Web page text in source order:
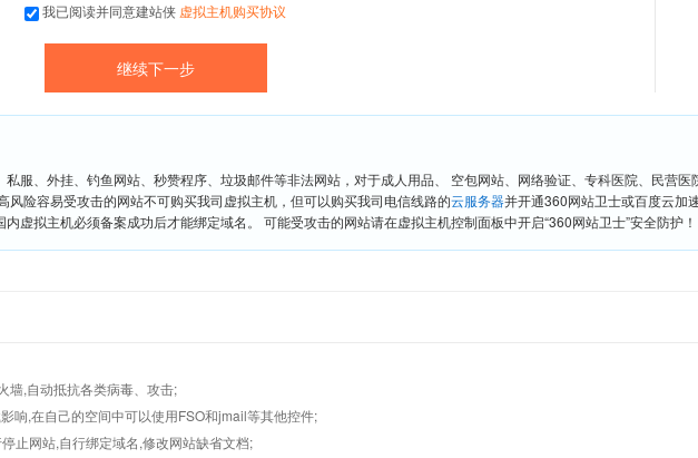
我已阅读并同意建站侠 虚拟主机购买协议
服、外挂、钓鱼网站、秒赞程序、垃圾邮件等非法网站，对于成人用品、 空包网站、网络验证、专科医院、民营
险容易受攻击的网站不可购买我司虚拟主机，但可以购买我司电信线路的云服务器并开通360网站卫士或百度云加
内虚拟主机必须备案成功后才能绑定域名。 可能受攻击的网站请在虚拟主机控制面板中开启“360网站卫士”安全防护！
墙,自动抵抗各类病毒、攻击;
响,在自己的空间中可以使用FSO和jmail等其他控件;
止网站,自行绑定域名,修改网站缺省文档;